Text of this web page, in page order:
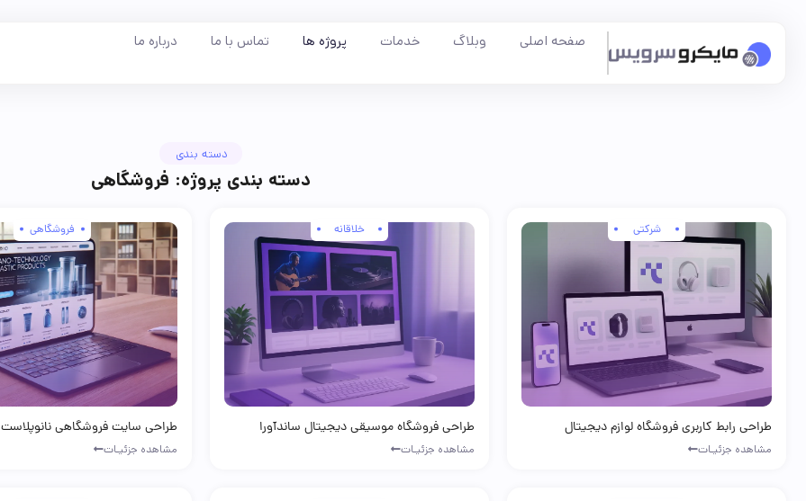
صفحه اصلی وبلاگ خدمات پروژه ها تماس با ما درباره ما
دسته بندی
دسته بندی پروژه: فروشگاهی
شرکتی
طراحی رابط کاربری فروشگاه لوازم دیجیتال
تک‌نکست
مشاهده جزئیـات
خلاقانه
طراحی فروشگاه موسیقی دیجیتال ساندآورا
مشاهده جزئیـات
فروشگاهی
طراحی سایت فروشگاهی نانوپلاست
مشاهده جزئیـات